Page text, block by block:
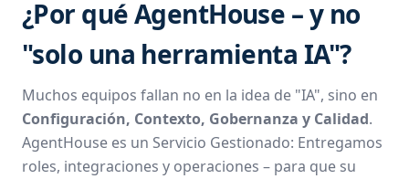
¿Por qué AgentHouse – y no
"solo una herramienta IA"?
Muchos equipos fallan no en la idea de "IA", sino en
Configuración, Contexto, Gobernanza y Calidad.
AgentHouse es un Servicio Gestionado: Entregamos
roles, integraciones y operaciones – para que su